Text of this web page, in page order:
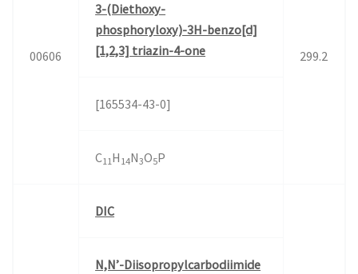
00606 299.2
3-(Diethoxy-
phosphoryloxy)-3H-benzo[d]
[1,2,3] triazin-4-one
[165534-43-0]
C11H 14N3O5P
DIC
N,N’-Diisopropylcarbodiimide